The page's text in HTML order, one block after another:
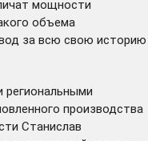
мощности
объема
за всю свою историю
региональными
производства
Станислав